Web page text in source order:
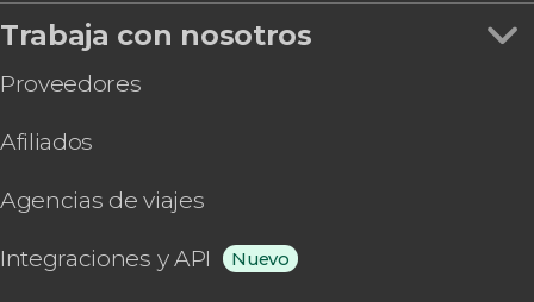
Trabaja con nosotros
Proveedores
Afiliados
Agencias de viajes
Integraciones y API Nuevo